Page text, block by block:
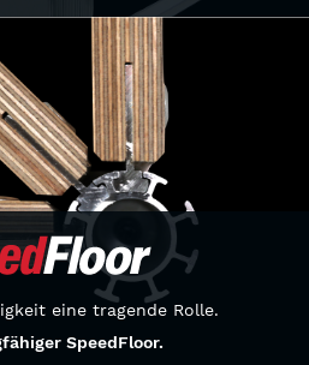
eine tragende Rolle.
SpeedFloor.